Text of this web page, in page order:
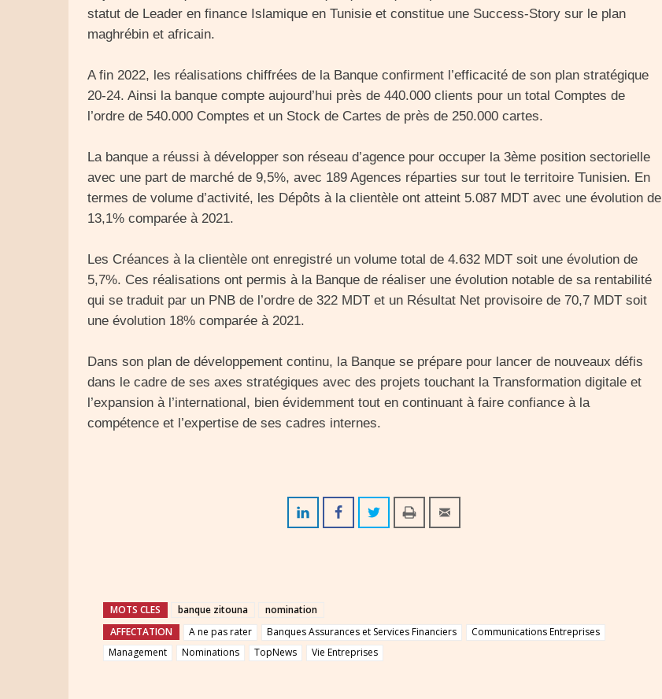
statut de Leader en finance Islamique en Tunisie et constitue une Success-Story sur le plan
maghrébin et africain.
A fin 2022, les réalisations chiffrées de la Banque confirment l’efficacité de son plan stratégique
20-24. Ainsi la banque compte aujourd’hui près de 440.000 clients pour un total Comptes de
l’ordre de 540.000 Comptes et un Stock de Cartes de près de 250.000 cartes.
La banque a réussi à développer son réseau d’agence pour occuper la 3ème position sectorielle
avec une part de marché de 9,5%, avec 189 Agences réparties sur tout le territoire Tunisien. En
termes de volume d’activité, les Dépôts à la clientèle ont atteint 5.087 MDT avec une évolution de
13,1% comparée à 2021.
Les Créances à la clientèle ont enregistré un volume total de 4.632 MDT soit une évolution de
5,7%. Ces réalisations ont permis à la Banque de réaliser une évolution notable de sa rentabilité
qui se traduit par un PNB de l’ordre de 322 MDT et un Résultat Net provisoire de 70,7 MDT soit
une évolution 18% comparée à 2021.
Dans son plan de développement continu, la Banque se prépare pour lancer de nouveaux défis
dans le cadre de ses axes stratégiques avec des projets touchant la Transformation digitale et
l’expansion à l’international, bien évidemment tout en continuant à faire confiance à la
compétence et l’expertise de ses cadres internes.
MOTS CLES banque zitouna
nomination
AFFECTATION
A ne pas rater Banques Assurances et Services Financiers
Communications Entreprises
Management
Nominations TopNews Vie Entreprises